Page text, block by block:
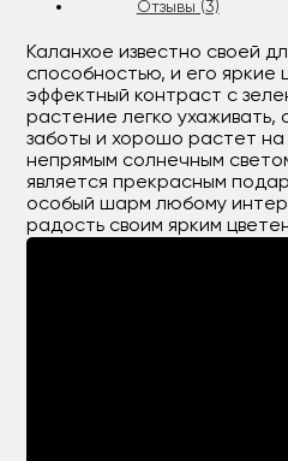
Отзывы (3)
Каланхое известно своей
способностью, и его яркие
эффектный контраст с
растение легко
заботы и хорошо растет
непрямым солнечным
является прекрасным
особый шарм любому
радость своим ярким